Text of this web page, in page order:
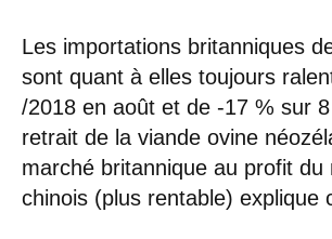
Les importations britanniques
sont quant à elles toujours
/2018 en août et de -17 % sur
retrait de la viande ovine
marché britannique au profit du
chinois (plus rentable) explique